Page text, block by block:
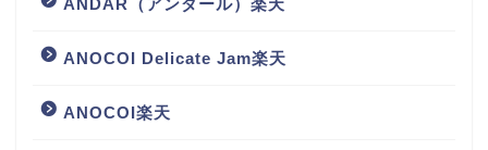
ANOCOI Delicate Jam楽天
ANOCOI楽天